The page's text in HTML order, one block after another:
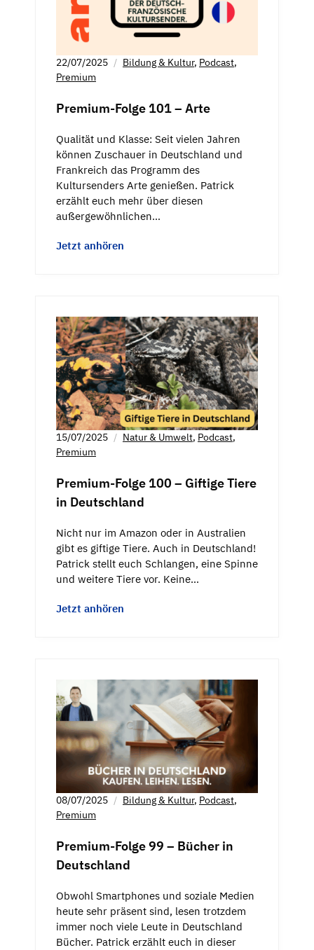
22/07/2025 Bildung & Kultur, Podcast,
Premium
Premium-Folge 101 – Arte
Qualität und Klasse: Seit vielen Jahren
können Zuschauer in Deutschland und
Frankreich das Programm des
Kultursenders Arte genießen. Patrick
erzählt euch mehr über diesen
außergewöhnlichen…
Jetzt anhören
15/07/2025 Natur & Umwelt, Podcast,
Premium
Premium-Folge 100 – Giftige Tiere
in Deutschland
Nicht nur im Amazon oder in Australien
gibt es giftige Tiere. Auch in Deutschland!
Patrick stellt euch Schlangen, eine Spinne
und weitere Tiere vor. Keine…
Jetzt anhören
08/07/2025 Bildung & Kultur, Podcast,
Premium
Premium-Folge 99 – Bücher in
Deutschland
Obwohl Smartphones und soziale Medien
heute sehr präsent sind, lesen trotzdem
immer noch viele Leute in Deutschland
Bücher. Patrick erzählt euch in dieser